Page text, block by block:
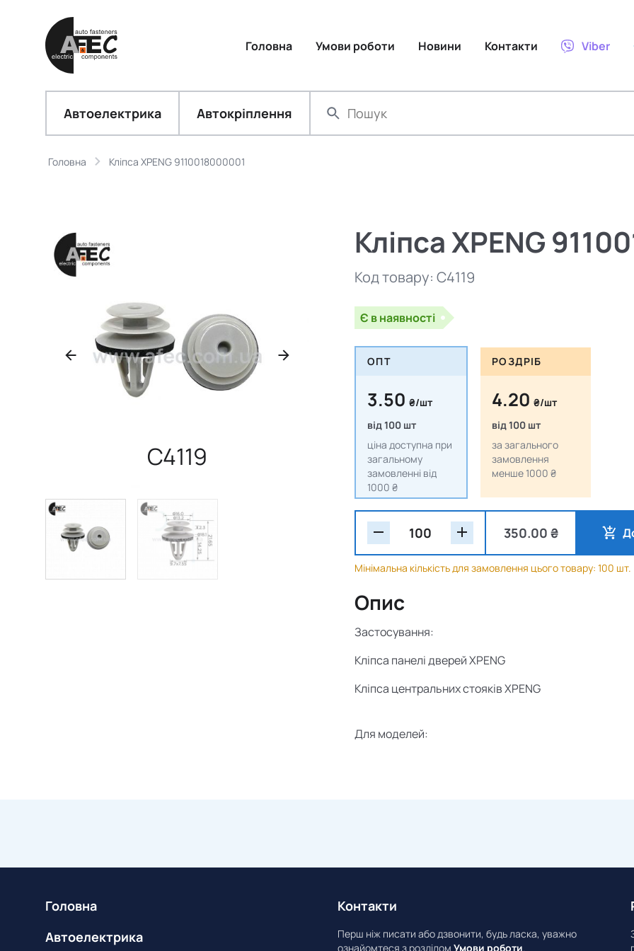
Головна Умови роботи Новини Контакти Viber
Автоелектрика Автокріплення
Головна Кліпса XPENG 9110018000001
C4119
Кліпса XPENG
Код товару:C4119
Є в наявності
ОПТ
3.50₴/шт
від 100 шт
ціна доступна при
загальному
замовленні від
1000 ₴
РОЗДРІБ
4.20₴/шт
від 100 шт
за загального
замовлення
менше 1000 ₴
350.00 ₴
Мінімальна кількість для замовлення цього товару: 100 шт.
Опис
Застосування:
Кліпса панелі дверей XPENG
Кліпса центральних стояків XPENG
Для моделей:
Головна
Автоелектрика
Контакти
Перш ніж писати або дзвонити, будь ласка, уважно
ознайомтеся з розділомУмови роботи.